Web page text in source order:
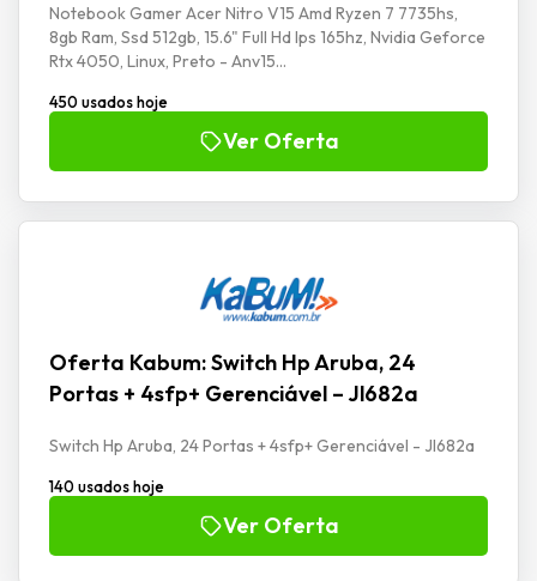
Notebook Gamer Acer Nitro V15 Amd Ryzen 7 7735hs,
8gb Ram, Ssd 512gb, 15.6" Full Hd Ips 165hz, Nvidia Geforce
Rtx 4050, Linux, Preto - Anv15...
450 usados hoje
Ver Oferta
Oferta Kabum: Switch Hp Aruba, 24
Portas + 4sfp+ Gerenciável – Jl682a
Switch Hp Aruba, 24 Portas + 4sfp+ Gerenciável - Jl682a
140 usados hoje
Ver Oferta